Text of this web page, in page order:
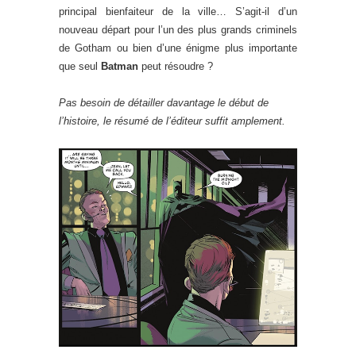
principal bienfaiteur de la ville… S’agit-il d’un
nouveau départ pour l’un des plus grands criminels
de Gotham ou bien d’une énigme plus importante
que seul Batman peut résoudre ?
Pas besoin de détailler davantage le début de
l’histoire, le résumé de l’éditeur suffit amplement.